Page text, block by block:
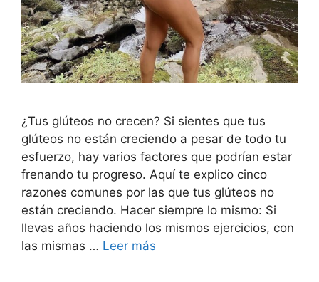
¿Tus glúteos no crecen? Si sientes que tus
glúteos no están creciendo a pesar de todo tu
esfuerzo, hay varios factores que podrían estar
frenando tu progreso. Aquí te explico cinco
razones comunes por las que tus glúteos no
están creciendo. Hacer siempre lo mismo: Si
llevas años haciendo los mismos ejercicios, con
las mismas … Leer más